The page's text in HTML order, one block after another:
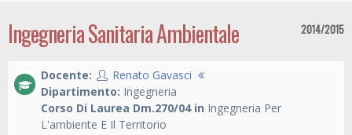
Ingegneria Sanitaria Ambientale 2014/2015
Docente:
Renato Gavasci
Dipartimento: Ingegneria
Corso Di Laurea Dm.270/04 in Ingegneria Per
L'ambiente E Il Territorio